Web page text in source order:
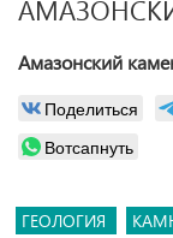
Амазонский
Поделиться
Вотсапнуть
ГЕОЛОГИЯ